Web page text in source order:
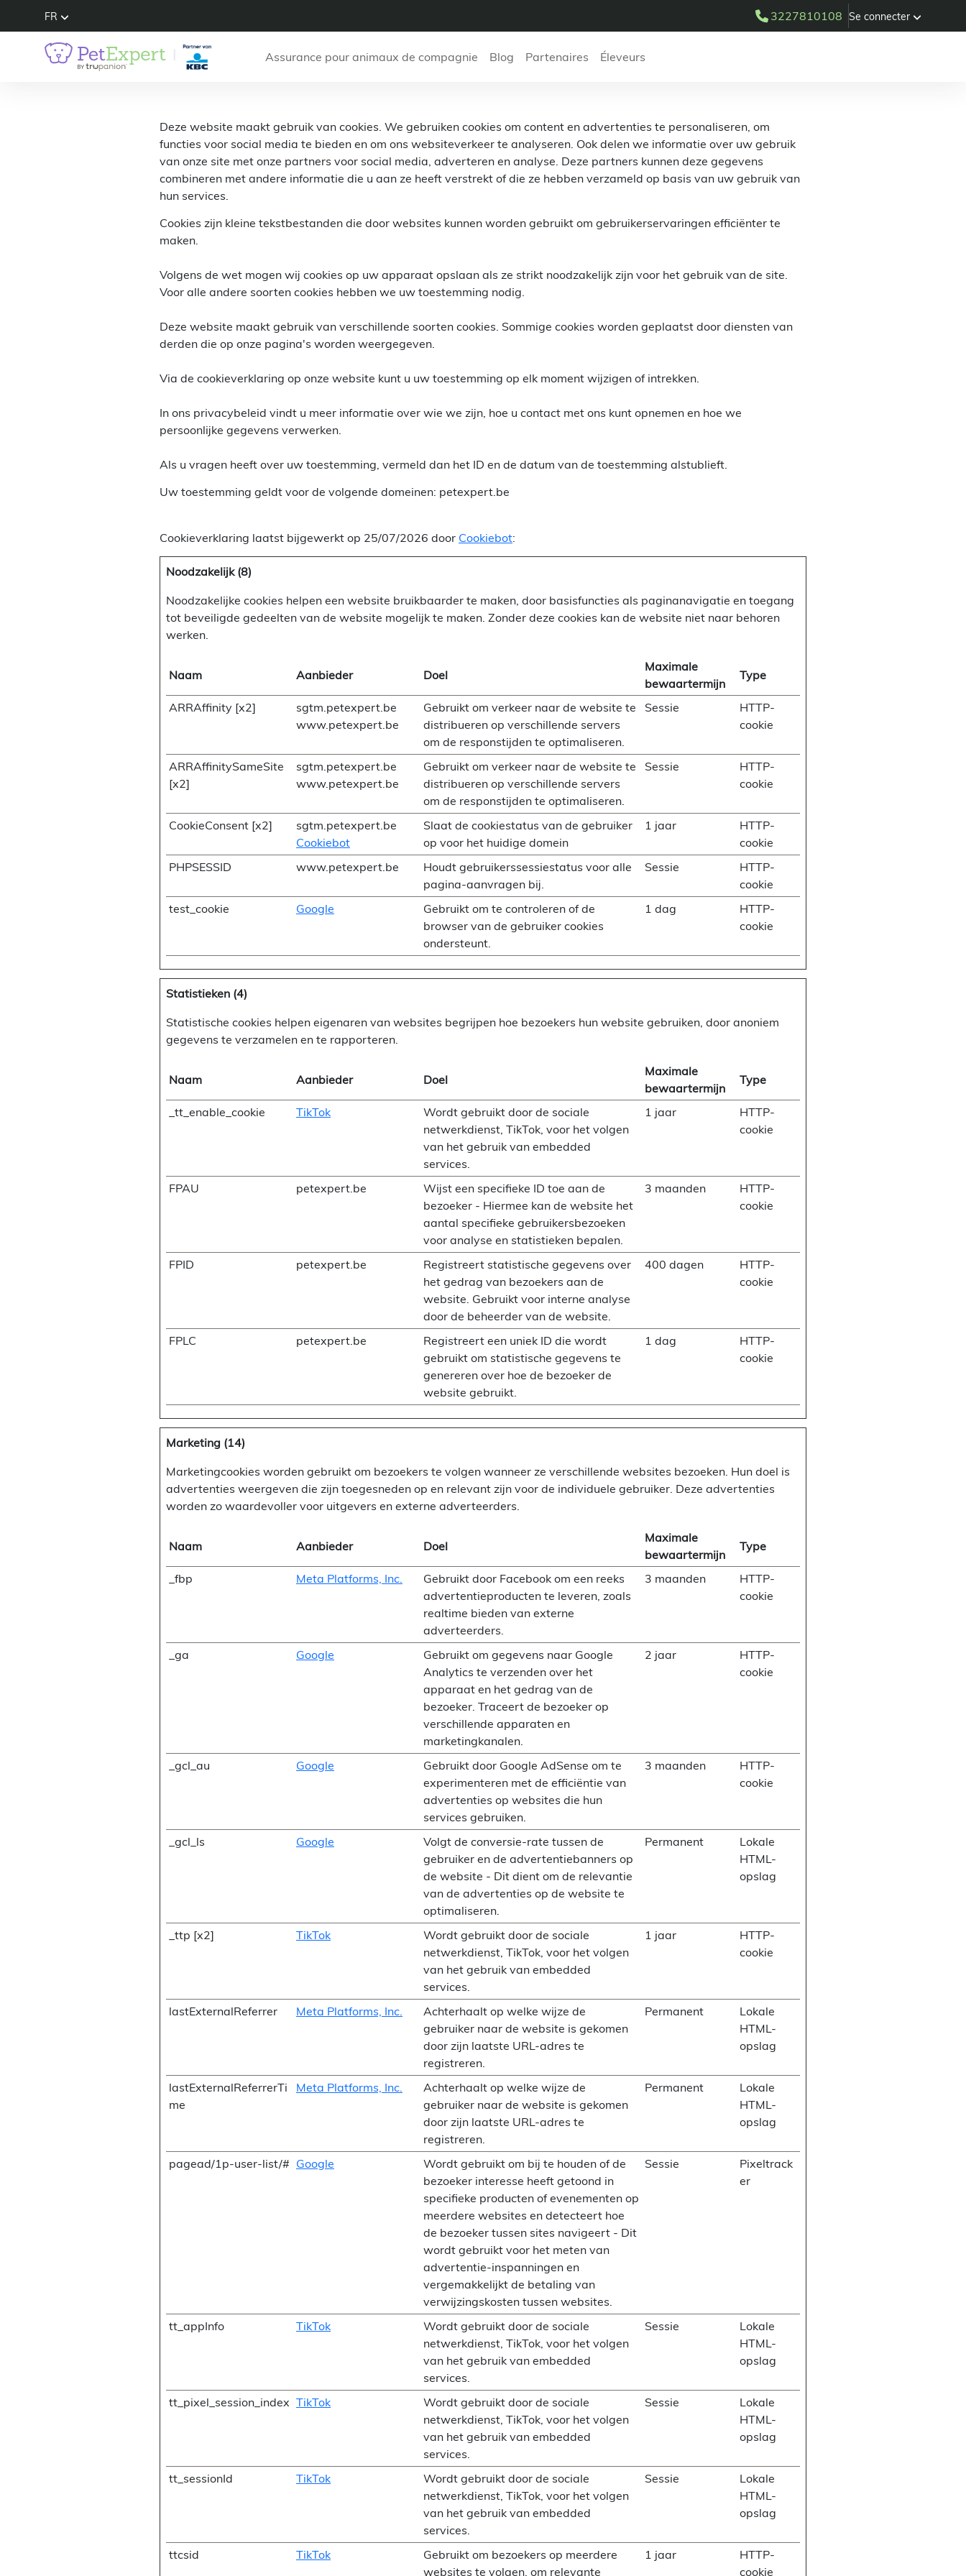
FR 3227810108 Se connecter
Assurance pour animaux de compagnie Blog Partenaires Éleveurs
Deze website maakt gebruik van cookies. We gebruiken cookies om content en advertenties te personaliseren, om
functies voor social media te bieden en om ons websiteverkeer te analyseren. Ook delen we informatie over uw gebruik
van onze site met onze partners voor social media, adverteren en analyse. Deze partners kunnen deze gegevens
combineren met andere informatie die u aan ze heeft verstrekt of die ze hebben verzameld op basis van uw gebruik van
hun services.
Cookies zijn kleine tekstbestanden die door websites kunnen worden gebruikt om gebruikerservaringen efficiënter te
maken.
Volgens de wet mogen wij cookies op uw apparaat opslaan als ze strikt noodzakelijk zijn voor het gebruik van de site.
Voor alle andere soorten cookies hebben we uw toestemming nodig.
Deze website maakt gebruik van verschillende soorten cookies. Sommige cookies worden geplaatst door diensten van
derden die op onze pagina's worden weergegeven.
Via de cookieverklaring op onze website kunt u uw toestemming op elk moment wijzigen of intrekken.
In ons privacybeleid vindt u meer informatie over wie we zijn, hoe u contact met ons kunt opnemen en hoe we
persoonlijke gegevens verwerken.
Als u vragen heeft over uw toestemming, vermeld dan het ID en de datum van de toestemming alstublieft.
Uw toestemming geldt voor de volgende domeinen: petexpert.be
Cookieverklaring laatst bijgewerkt op 25/07/2026 door Cookiebot:
Noodzakelijk (8)
Noodzakelijke cookies helpen een website bruikbaarder te maken, door basisfuncties als paginanavigatie en toegang
tot beveiligde gedeelten van de website mogelijk te maken. Zonder deze cookies kan de website niet naar behoren
werken.
Naam Aanbieder Doel
Maximale
bewaartermijn
Type
ARRAffinity [x2]
sgtm.petexpert.be
www.petexpert.be
Gebruikt om verkeer naar de website te
distribueren op verschillende servers
om de responstijden te optimaliseren.
Sessie
HTTP-
cookie
ARRAffinitySameSite
[x2]
sgtm.petexpert.be
www.petexpert.be
Gebruikt om verkeer naar de website te
distribueren op verschillende servers
om de responstijden te optimaliseren.
Sessie
HTTP-
cookie
CookieConsent [x2]
sgtm.petexpert.be
Cookiebot
Slaat de cookiestatus van de gebruiker
op voor het huidige domein
1 jaar
HTTP-
cookie
PHPSESSID
www.petexpert.be
Houdt gebruikerssessiestatus voor alle
pagina-aanvragen bij.
Sessie
HTTP-
cookie
test_cookie
Google
Gebruikt om te controleren of de
browser van de gebruiker cookies
ondersteunt.
1 dag
HTTP-
cookie
Statistieken (4)
Statistische cookies helpen eigenaren van websites begrijpen hoe bezoekers hun website gebruiken, door anoniem
gegevens te verzamelen en te rapporteren.
Naam Aanbieder Doel
Maximale
bewaartermijn
Type
_tt_enable_cookie TikTok
Wordt gebruikt door de sociale
netwerkdienst, TikTok, voor het volgen
van het gebruik van embedded
services.
1 jaar
HTTP-
cookie
FPAU petexpert.be
Wijst een specifieke ID toe aan de
bezoeker - Hiermee kan de website het
aantal specifieke gebruikersbezoeken
voor analyse en statistieken bepalen.
3 maanden
HTTP-
cookie
FPID petexpert.be
Registreert statistische gegevens over
het gedrag van bezoekers aan de
website. Gebruikt voor interne analyse
door de beheerder van de website.
400 dagen
HTTP-
cookie
FPLC petexpert.be
Registreert een uniek ID die wordt
gebruikt om statistische gegevens te
genereren over hoe de bezoeker de
website gebruikt.
1 dag
HTTP-
cookie
Marketing (14)
Marketingcookies worden gebruikt om bezoekers te volgen wanneer ze verschillende websites bezoeken. Hun doel is
advertenties weergeven die zijn toegesneden op en relevant zijn voor de individuele gebruiker. Deze advertenties
worden zo waardevoller voor uitgevers en externe adverteerders.
Naam Aanbieder Doel
Maximale
bewaartermijn
Type
_fbp Meta Platforms, Inc.
Gebruikt door Facebook om een reeks
advertentieproducten te leveren, zoals
realtime bieden van externe
adverteerders.
3 maanden
HTTP-
cookie
_ga Google
Gebruikt om gegevens naar Google
Analytics te verzenden over het
apparaat en het gedrag van de
bezoeker. Traceert de bezoeker op
verschillende apparaten en
marketingkanalen.
2 jaar
HTTP-
cookie
_gcl_au Google
Gebruikt door Google AdSense om te
experimenteren met de efficiëntie van
advertenties op websites die hun
services gebruiken.
3 maanden
HTTP-
cookie
_gcl_ls Google
Volgt de conversie-rate tussen de
gebruiker en de advertentiebanners op
de website - Dit dient om de relevantie
van de advertenties op de website te
optimaliseren.
Permanent
Lokale
HTML-
opslag
_ttp [x2] TikTok
Wordt gebruikt door de sociale
netwerkdienst, TikTok, voor het volgen
van het gebruik van embedded
services.
1 jaar
HTTP-
cookie
lastExternalReferrer Meta Platforms, Inc.
Achterhaalt op welke wijze de
gebruiker naar de website is gekomen
door zijn laatste URL-adres te
registreren.
Permanent
Lokale
HTML-
opslag
lastExternalReferrerTi
me
Meta Platforms, Inc.
Achterhaalt op welke wijze de
gebruiker naar de website is gekomen
door zijn laatste URL-adres te
registreren.
Permanent
Lokale
HTML-
opslag
pagead/1p-user-list/# Google
Wordt gebruikt om bij te houden of de
bezoeker interesse heeft getoond in
specifieke producten of evenementen op
meerdere websites en detecteert hoe
de bezoeker tussen sites navigeert - Dit
wordt gebruikt voor het meten van
advertentie-inspanningen en
vergemakkelijkt de betaling van
verwijzingskosten tussen websites.
Sessie
Pixeltrack
er
tt_appInfo TikTok
Wordt gebruikt door de sociale
netwerkdienst, TikTok, voor het volgen
van het gebruik van embedded
services.
Sessie
Lokale
HTML-
opslag
tt_pixel_session_index TikTok
Wordt gebruikt door de sociale
netwerkdienst, TikTok, voor het volgen
van het gebruik van embedded
services.
Sessie
Lokale
HTML-
opslag
tt_sessionId TikTok
Wordt gebruikt door de sociale
netwerkdienst, TikTok, voor het volgen
van het gebruik van embedded
services.
Sessie
Lokale
HTML-
opslag
ttcsid TikTok
Gebruikt om bezoekers op meerdere
websites te volgen, om relevante
1 jaar
HTTP-
cookie